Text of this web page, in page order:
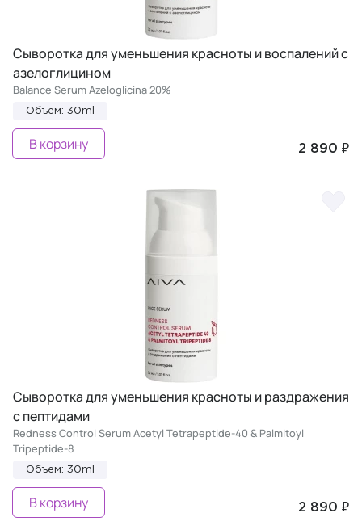
Сыворотка для уменьшения красноты и воспалений с
азелоглицином
Balance Serum Azeloglicina 20%
Объем: 30ml
2 890 ₽
В корзину
Сыворотка для уменьшения красноты и раздражения
с пептидами
Redness Control Serum Acetyl Tetrapeptide-40 & Palmitoyl
Tripeptide-8
Объем: 30ml
2 890 ₽
В корзину